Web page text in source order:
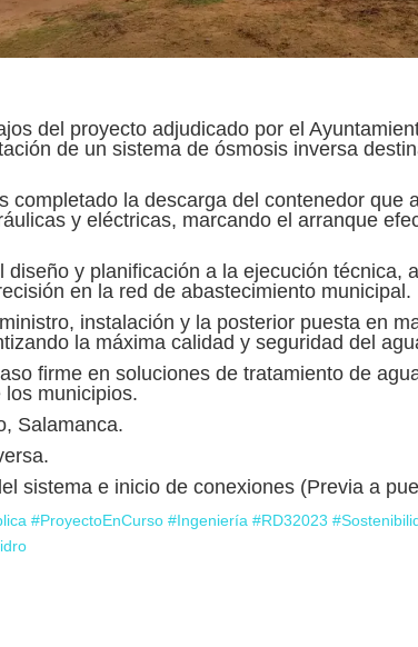
del proyecto adjudicado por el
de un sistema de ósmosis inversa
completado la descarga del contenedor que
y eléctricas, marcando el arranque
diseño y planificación a la ejecución técnica,
en la red de abastecimiento municipal.
instalación y la posterior puesta en
la máxima calidad y seguridad del
firme en soluciones de tratamiento de
municipios.
Salamanca.
sistema e inicio de conexiones (Previa a
#ProyectoEnCurso #Ingeniería #RD32023